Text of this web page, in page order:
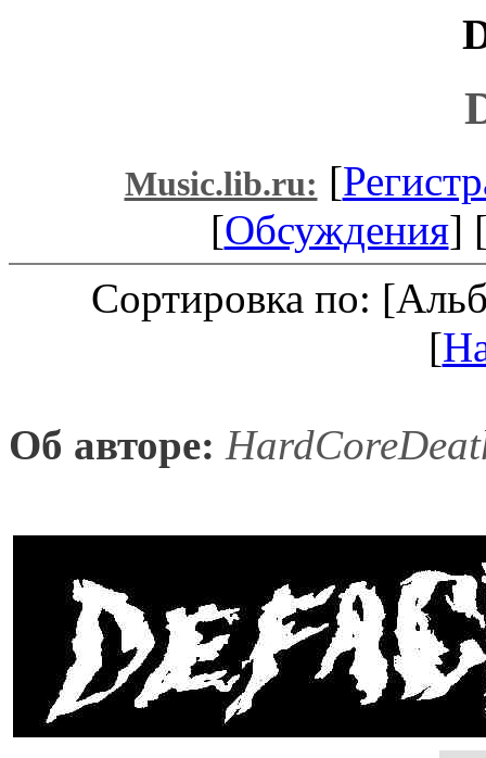
Music.lib.ru: [
[Обсуждения]
Сортировка по:
[
Об авторе: